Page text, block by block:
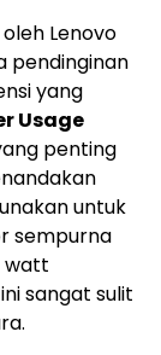
Lenovo
pendinginan
yang
Usage
penting
untuk
sempurna
watt
sangat sulit